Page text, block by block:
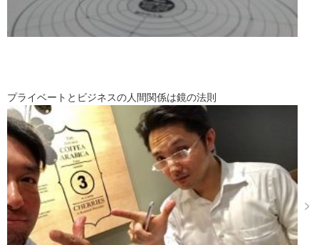
プライベートとビジネスの人間関係は鏡の法則